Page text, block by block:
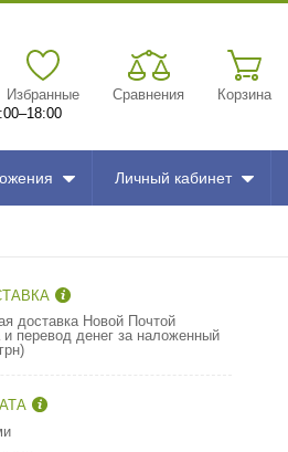
Избранные Сравнения Корзина
Личный кабинет
доставка Новой Почтой
и перевод денег за наложенный